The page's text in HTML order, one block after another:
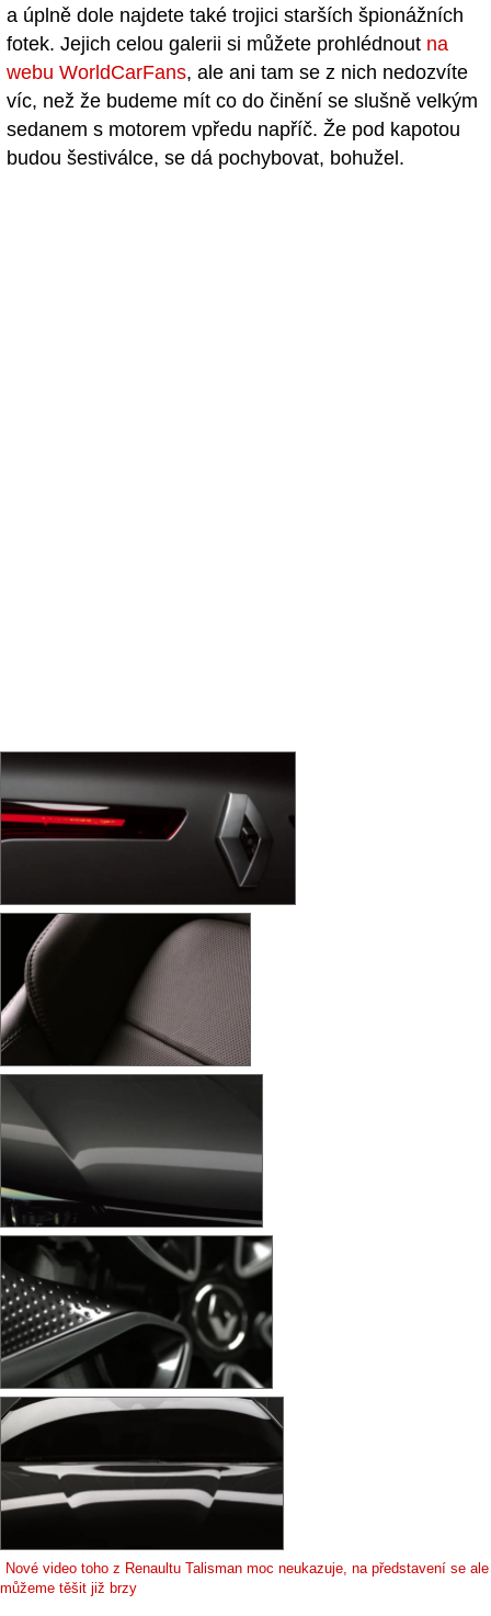
a úplně dole najdete také trojici starších špionážních
fotek. Jejich celou galerii si můžete prohlédnout na
webu WorldCarFans, ale ani tam se z nich nedozvíte
víc, než že budeme mít co do činění se slušně velkým
sedanem s motorem vpředu napříč. Že pod kapotou
budou šestiválce, se dá pochybovat, bohužel.
Nové video toho z Renaultu Talisman moc neukazuje, na představení se ale
můžeme těšit již brzy